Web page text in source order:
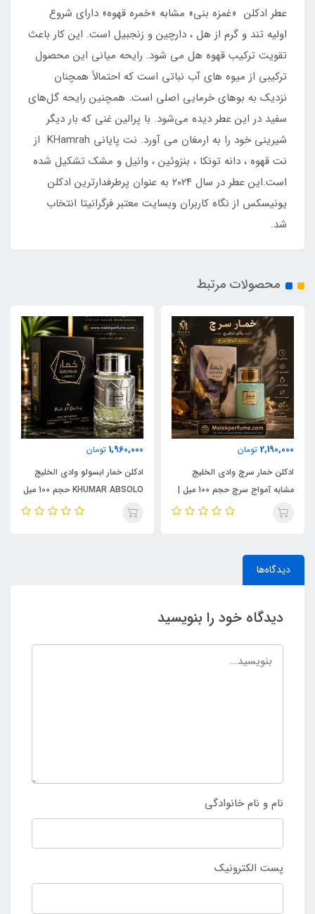
عطر ادکلن «غمزه بنی» مشابه «خمره قهوه» دارای شروع
اولیه تند و گرم از هل ، دارچین و زنجبیل است. این کار باعث
تقویت ترکیب قهوه هل می شود. رایحه میانی این محصول
ترکیبی از میوه های آب نباتی است که احتمالاً همچنان
نزدیک به بوهای خرمایی اصلی است. همچنین رایحه گل‌های
سفید در این عطر دیده می‌شود. با پرالین غنی که بار دیگر
شیرینی خود را به ارمغان می‌ آورد. نت پایانی KHamrah از
نت قهوه ، دانه تونکا ، بنزوئین ، وانیل و مشک تشکیل شده
است.این عطر در سال ٢٠٢۴ به عنوان پرطرفدارترین ادکلن
یونیسکس از نگاه کاربران وبسایت معتبر فرگرانیتا انتخاب
شد.
محصولات مرتبط
2,190,000 تومان
ادکلن خمار سرچ وادی الخلیج
مشابه آمواج سرچ حجم 100 میل |
KHUMAR Search Eau de
1,960,000 تومان
ادکلن خمار ابسولو وادی الخلیج
KHUMAR ABSOLO حجم 100 میل
| مشابه اورجینال ایو سن لورن مای
دیدگاه‌ها
دیدگاه خود را بنویسید
نام و نام خانوادگی
پست الکترونیک